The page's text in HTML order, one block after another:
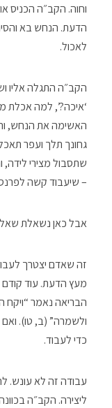
וחוה. הקב״ה הכניס
הדעת. הנחש בא
לאכול.
הקב״ה התגלה
‘איכה?’, למה אכלת
האשימה את הנחש,
גחונך תלך ועפר
שתסבול מצירי
– שיעבוד קשה
אבל כאן נשאלת
זה שאדם יצטרך
מעץ הדעת. עוד
הבריאה נאמר “ויקח
ולשמרה” (ב, טו).
כדי לעבוד.
עבודה זה לא עונש.
ליצירה. הקב״ה